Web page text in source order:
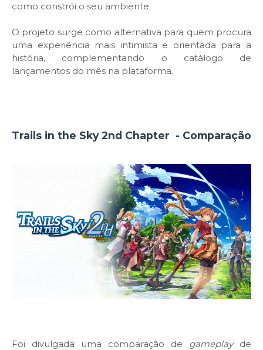
como constrói o seu ambiente.
O projeto surge como alternativa para quem procura
uma experiência mais intimista e orientada para a
história, complementando o catálogo de
lançamentos do mês na plataforma.
Trails in the Sky 2nd Chapter - Comparação
Foi divulgada uma comparação de gameplay de